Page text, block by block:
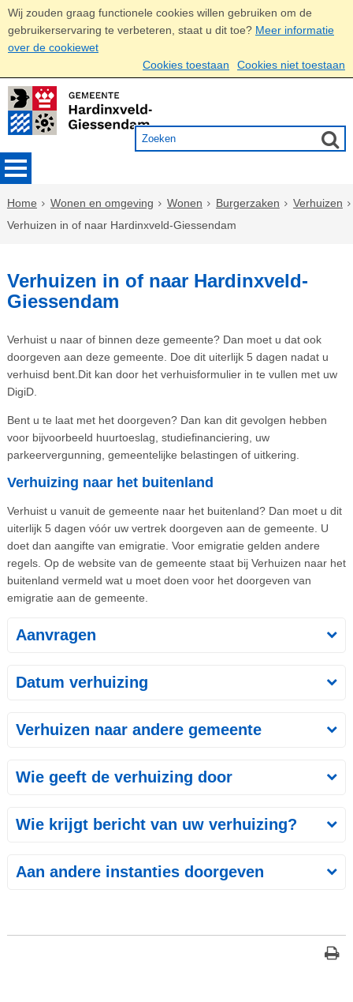
Wij zouden graag functionele cookies willen gebruiken om de
gebruikerservaring te verbeteren, staat u dit toe? Meer informatie
over de cookiewet
Cookies toestaan
Cookies niet toestaan
Home Wonen en omgeving Wonen Burgerzaken
Verhuizen
Verhuizen in of naar Hardinxveld-Giessendam
Verhuizen in of naar Hardinxveld-
Giessendam
Verhuist u naar of binnen deze gemeente? Dan moet u dat ook
doorgeven aan deze gemeente. Doe dit uiterlijk 5 dagen nadat u
verhuisd bent.Dit kan door het verhuisformulier in te vullen met uw
DigiD.
Bent u te laat met het doorgeven? Dan kan dit gevolgen hebben
voor bijvoorbeeld huurtoeslag, studiefinanciering, uw
parkeervergunning, gemeentelijke belastingen of uitkering.
Verhuizing naar het buitenland
Verhuist u vanuit de gemeente naar het buitenland? Dan moet u dit
uiterlijk 5 dagen vóór uw vertrek doorgeven aan de gemeente. U
doet dan aangifte van emigratie. Voor emigratie gelden andere
regels. Op de website van de gemeente staat bij Verhuizen naar het
buitenland vermeld wat u moet doen voor het doorgeven van
emigratie aan de gemeente.
Aanvragen
Datum verhuizing
Verhuizen naar andere gemeente
Wie geeft de verhuizing door
Wie krijgt bericht van uw verhuizing?
Aan andere instanties doorgeven